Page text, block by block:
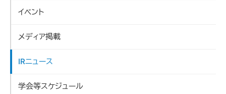
イベント
メディア掲載
IRニュース
学会等スケジュール